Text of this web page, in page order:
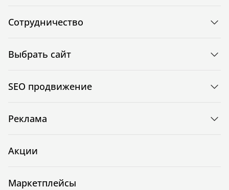
Сотрудничество
Выбрать сайт
SEO продвижение
Реклама
Акции
Маркетплейсы